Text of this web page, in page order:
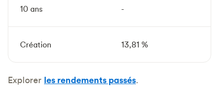
10 ans -
Création 13,81 %
Explorer les rendements passés.